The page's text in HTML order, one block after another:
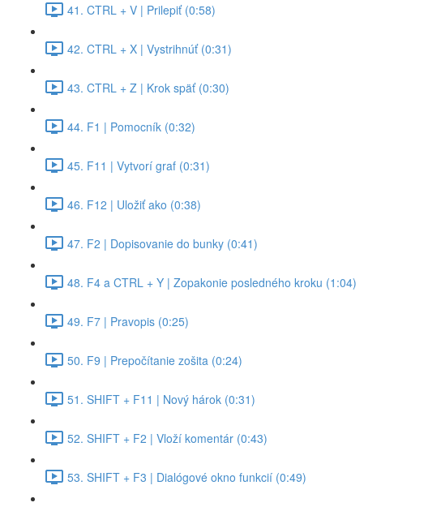
41. CTRL + V | Prilepiť (0:58)
42. CTRL + X | Vystrihnúť (0:31)
43. CTRL + Z | Krok späť (0:30)
44. F1 | Pomocník (0:32)
45. F11 | Vytvorí graf (0:31)
46. F12 | Uložiť ako (0:38)
47. F2 | Dopisovanie do bunky (0:41)
48. F4 a CTRL + Y | Zopakonie posledného kroku (1:04)
49. F7 | Pravopis (0:25)
50. F9 | Prepočítanie zošita (0:24)
51. SHIFT + F11 | Nový hárok (0:31)
52. SHIFT + F2 | Vloží komentár (0:43)
53. SHIFT + F3 | Dialógové okno funkcií (0:49)